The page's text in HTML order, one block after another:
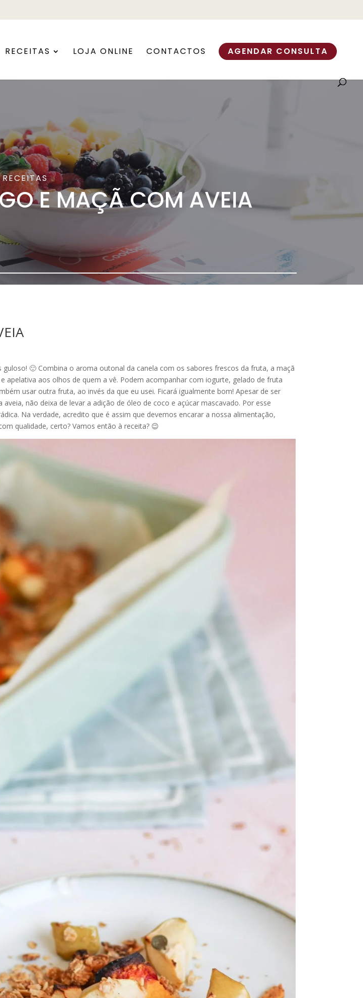
RECEITAS LOJA ONLINE CONTACTOS AGENDAR CONSULTA
RECEITAS
E MAÇÃ COM AVEIA
🙂 Combina o aroma outonal da canela com os sabores frescos da fruta, a maçã
apelativa aos olhos de quem a vê. Podem acompanhar com iogurte, gelado de fruta
usar outra fruta, ao invés da que eu usei. Ficará igualmente bom! Apesar de ser
não deixa de levar a adição de óleo de coco e açúcar mascavado. Por esse
Na verdade, acredito que é assim que devemos encarar a nossa alimentação,
qualidade, certo? Vamos então à receita? 😉